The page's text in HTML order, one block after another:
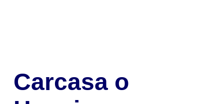
Carcasa o